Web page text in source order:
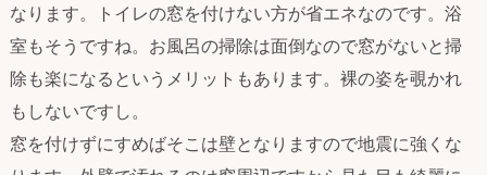
なります。トイレの窓を付けない方が省エネなのです。浴
室もそうですね。お風呂の掃除は面倒なので窓がないと掃
除も楽になるというメリットもあります。裸の姿を覗かれ
もしないですし。
窓を付けずにすめばそこは壁となりますので地震に強くな